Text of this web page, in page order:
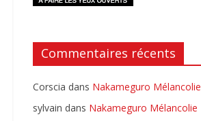
Commentaires récents
Corscia dans Nakameguro Mélancolie
sylvain dans Nakameguro Mélancolie